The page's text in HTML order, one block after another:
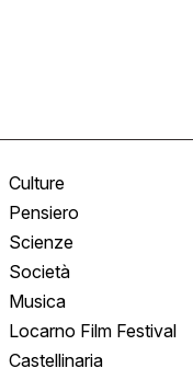
Culture
Pensiero
Scienze
Società
Musica
Locarno Film Festival
Castellinaria